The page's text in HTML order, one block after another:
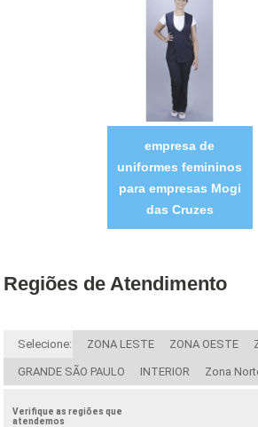
empresa de
uniformes femininos
para empresas Mogi
das Cruzes
Regiões de Atendimento
Selecione: ZONA LESTE ZONA OESTE
GRANDE SÃO PAULO INTERIOR Zona
Verifique as regiões que
atendemos